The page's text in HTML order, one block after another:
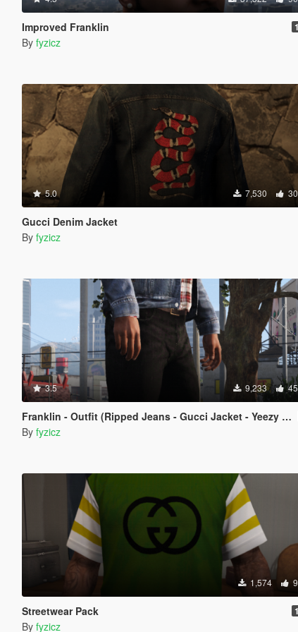
Improved Franklin
By fyzicz
5.0 7,530 30
Gucci Denim Jacket
By fyzicz
3.5 9,233 45
Franklin - Outfit (Ripped Jeans - Gucci Jacket - Yeezy x CDG)
By fyzicz
1,574 9
Streetwear Pack
By fyzicz